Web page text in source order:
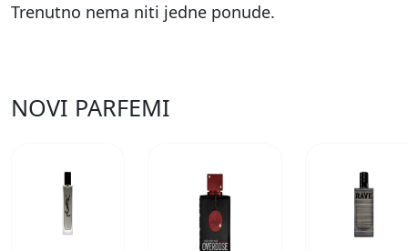
Trenutno nema niti jedne ponude.
NOVI PARFEMI